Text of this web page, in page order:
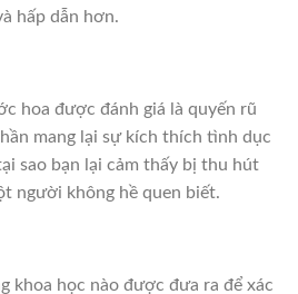
hấp dẫn hơn.
hoa được đánh giá là quyến rũ
mang lại sự kích thích tình dục
sao bạn lại cảm thấy bị thu hút
người không hề quen biết.
khoa học nào được đưa ra để xác